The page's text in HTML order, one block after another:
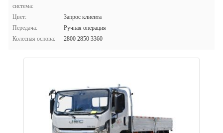
система:
Цвет:
Запрос клиента
Передача:
Ручная операция
Колесная основа:
2800 2850 3360